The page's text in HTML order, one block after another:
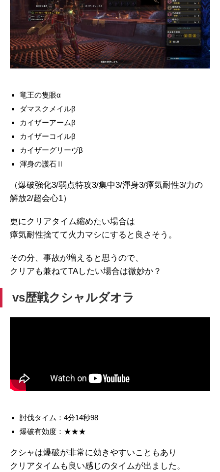
竜王の隻眼α
ダマスクメイルβ
カイザーアームβ
カイザーコイルβ
カイザーグリーヴβ
渾身の護石Ⅱ
（爆破強化3/弱点特攻3/集中3/渾身3/瘴気耐性3/力の
解放2/超会心1）
更にクリアタイム縮めたい場合は
瘴気耐性捨てて火力マシにすると良さそう。
その分、事故が増えると思うので、
クリアも兼ねてTAしたい場合は微妙か？
vs歴戦クシャルダオラ
討伐タイム：4分14秒98
爆破有効度：★★★
クシャは爆破が非常に効きやすいこともあり
クリアタイムも良い感じのタイムが出ました。